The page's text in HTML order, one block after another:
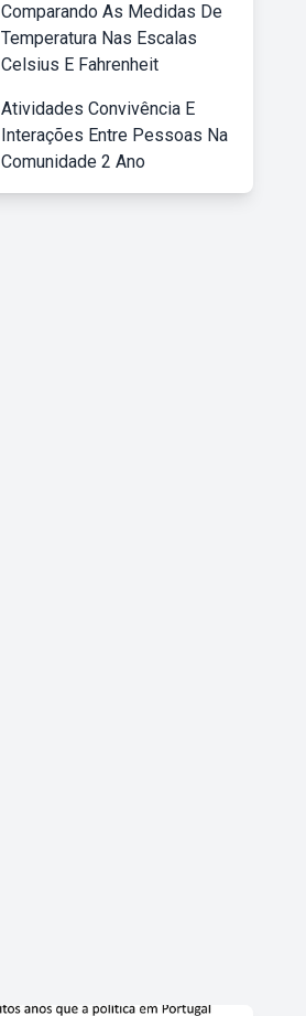
Comparando As Medidas De
Temperatura Nas Escalas
Celsius E Fahrenheit
Atividades Convivência E
Interações Entre Pessoas Na
Comunidade 2 Ano